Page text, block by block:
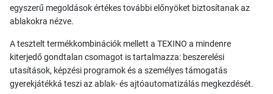
egyszerű megoldások értékes további előnyöket biztosítanak az
ablakokra nézve.
A tesztelt termékkombinációk mellett a TEXINO a mindenre
kiterjedő gondtalan csomagot is tartalmazza: beszerelési
utasítások, képzési programok és a személyes támogatás
gyerekjátékká teszi az ablak- és ajtóautomatizálás megkezdését.